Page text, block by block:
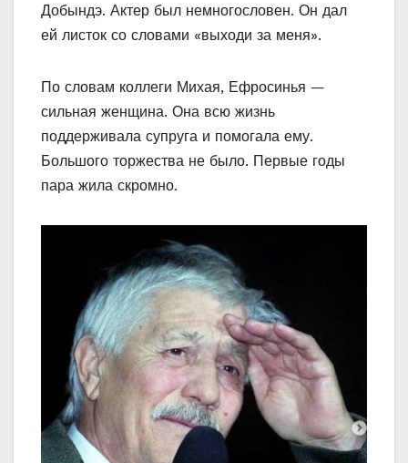
Добындэ. Актер был немногословен. Он дал
ей листок со словами «выходи за меня».
По словам коллеги Михая, Ефросинья —
сильная женщина. Она всю жизнь
поддерживала супруга и помогала ему.
Большого торжества не было. Первые годы
пара жила скромно.